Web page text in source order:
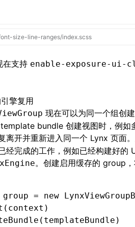
size-line-ranges/index.scss
在支持 enable-exposure-ui-
擎复用
现在可以为同一个组创
bundle 创建视图时，例如
离开并重新进入同一个 Lynx 页面
经完成的工作，例如已经构建好的
。创建启用缓存的 group
group = new
(context)
(templateBundle)